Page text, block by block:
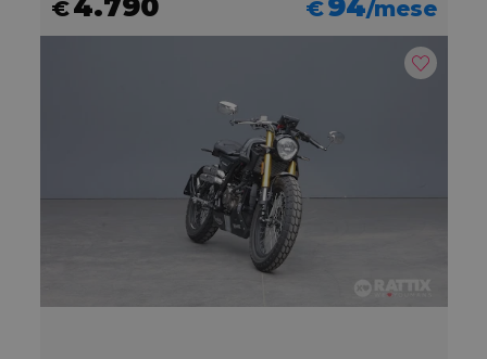
€4.790 €94/mese